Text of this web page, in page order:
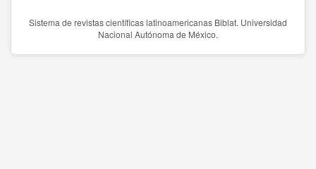
Sistema de revistas científicas latinoamericanas Biblat. Universidad
Nacional Autónoma de México.